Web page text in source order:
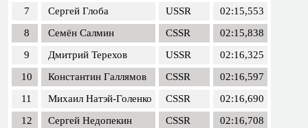
7
Сергей Глоба USSR
02:15,553
8
Семён Салмин CSSR
02:15,838
9
Дмитрий Терехов USSR
02:16,325
10
Константин Галлямов CSSR
02:16,597
11
Михаил Натэй-Голенко CSSR
02:16,690
12
Сергей Недопекин CSSR
02:16,708